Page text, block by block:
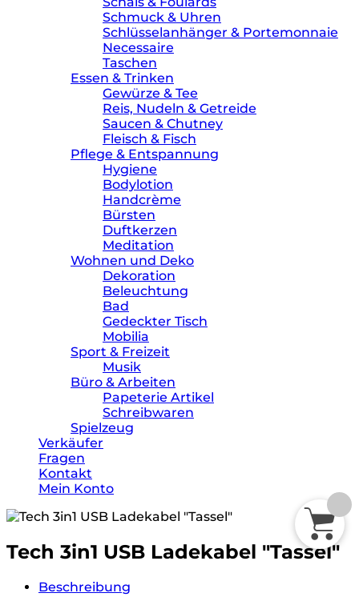
Schmuck & Uhren
Schlüsselanhänger & Portemonnaie
Necessaire
Taschen
Essen & Trinken
Gewürze & Tee
Reis, Nudeln & Getreide
Saucen & Chutney
Fleisch & Fisch
Pflege & Entspannung
Hygiene
Bodylotion
Handcrème
Bürsten
Duftkerzen
Meditation
Wohnen und Deko
Dekoration
Beleuchtung
Bad
Gedeckter Tisch
Mobilia
Sport & Freizeit
Musik
Büro & Arbeiten
Papeterie Artikel
Schreibwaren
Spielzeug
Verkäufer
Fragen
Kontakt
Mein Konto
Tech 3in1 USB Ladekabel "Tassel"
Beschreibung